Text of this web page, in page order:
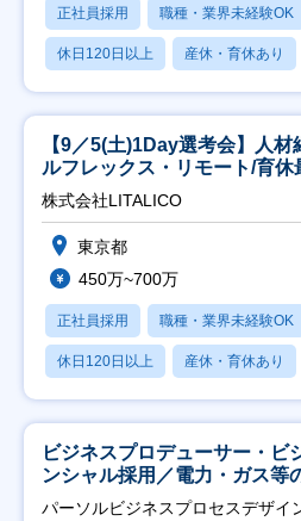
正社員採用 職種・業界未経験OK
休日120日以上 産休・育休あり
【9／5(土)1Day選考会】人
ルフレックス・リモート/育休
株式会社LITALICO
東京都
450万~700万
正社員採用 職種・業界未経験OK
休日120日以上 産休・育休あり
ビジネスプロデューサー・ビ
ンシャル採用／電力・ガス等
ト推進】
パーソルビジネスプロセスデザイ